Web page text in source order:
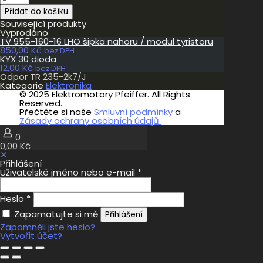
TR
235-
2k7/J
množství
Přidat do košíku
Související produkty
Vyprodáno
TV 955-160-16 LHO šipka nahoru / modul tyristoru
850,00 Kč bez DPH
KYX 30 dioda
12,00 Kč bez DPH
Odpor TR 235-2k7/J
Kategorie Elektronika
© 2025 Elektromotory Pfeiffer. All Rights
Reserved.
Přečtěte si naše Smluvní podmínkya
Zásady ochrany osobních údajů.
0
0,00 Kč
✕
Přihlášení
Uživatelské jméno nebo e-mail *
Heslo *
Zapamatujte si mě
Přihlášení
Zapomněli jste heslo?
Vytvořit účet?